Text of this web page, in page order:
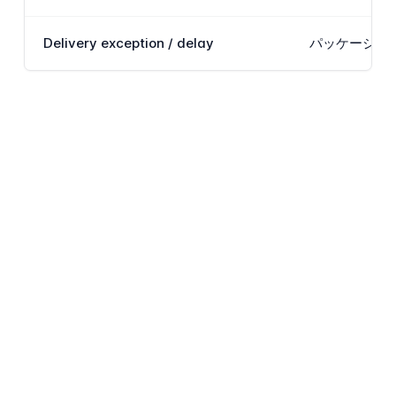
Delivery exception / delay パッケージは